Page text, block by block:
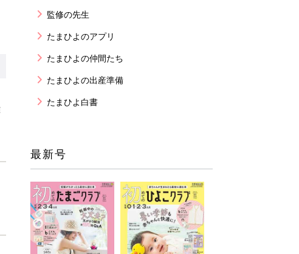
監修の先生
たまひよのアプリ
たまひよの仲間たち
たまひよの出産準備
たまひよ白書
最新号